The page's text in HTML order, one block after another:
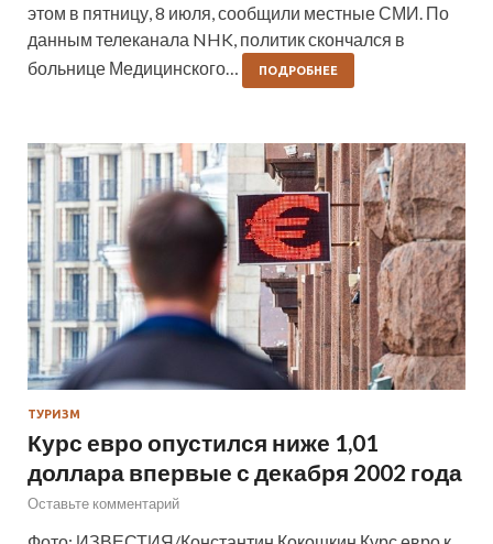
этом в пятницу, 8 июля, сообщили местные СМИ. По
данным телеканала NHK, политик скончался в
больнице Медицинского…
ПОДРОБНЕЕ
ТУРИЗМ
Курс евро опустился ниже 1,01
доллара впервые с декабря 2002 года
Оставьте комментарий